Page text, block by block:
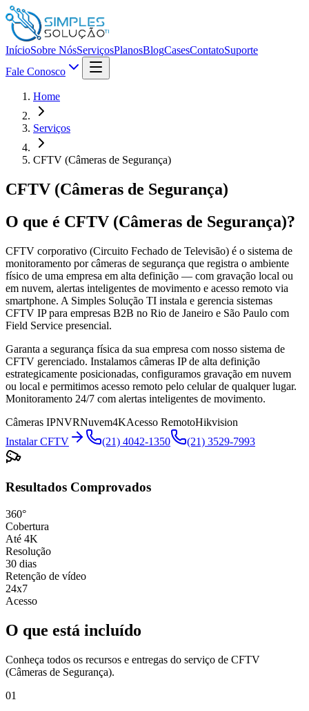
InícioSobre NósServiçosPlanosBlogCasesContatoSuporte
Fale Conosco
Home
Serviços
CFTV (Câmeras de Segurança)
CFTV (Câmeras de Segurança)
O que é CFTV (Câmeras de Segurança)?
CFTV corporativo (Circuito Fechado de Televisão) é o sistema de
monitoramento por câmeras de segurança que registra o ambiente
físico de uma empresa em alta definição — com gravação local ou
em nuvem, alertas inteligentes de movimento e acesso remoto via
smartphone. A Simples Solução TI instala e gerencia sistemas
CFTV IP para empresas B2B no Rio de Janeiro e São Paulo com
Field Service presencial.
Garanta a segurança física da sua empresa com nosso sistema de
CFTV gerenciado. Instalamos câmeras IP de alta definição
estrategicamente posicionadas, configuramos gravação em nuvem
ou local e permitimos acesso remoto pelo celular de qualquer lugar.
Monitoramento 24/7 com alertas inteligentes de movimento.
Câmeras IPNVRNuvem4KAcesso RemotoHikvision
Instalar CFTV
(21) 4042-1350 (21) 3529-7993
Resultados Comprovados
360°
Cobertura
Até 4K
Resolução
30 dias
Retenção de vídeo
24x7
Acesso
O que está incluído
Conheça todos os recursos e entregas do serviço de CFTV
(Câmeras de Segurança).
01